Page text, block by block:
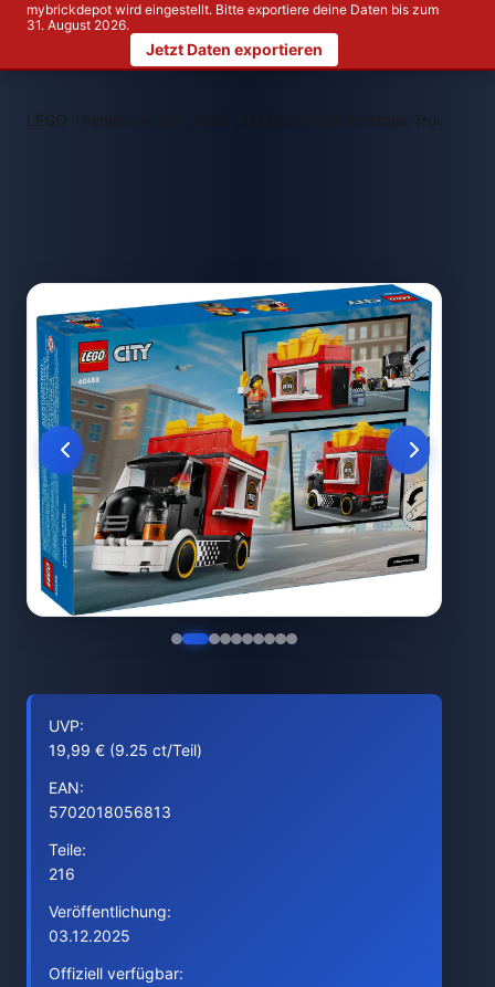
mybrickdepot wird eingestellt. Bitte exportiere deine Daten bis zum
31. August 2026.
Jetzt Daten exportieren
LEGO Themen > LEGO 60488 Pommes-Truck
UVP:
19,99 € (9.25 ct/Teil)
EAN:
5702018056813
Teile:
216
Veröffentlichung:
03.12.2025
Offiziell verfügbar: